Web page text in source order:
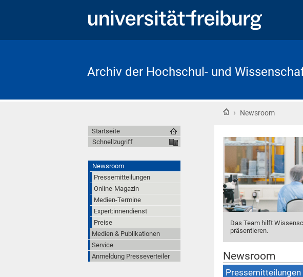
Archiv der Hochschul- und
Startseite
› Newsroom
Das Team hilft
präsentieren.
Newsroom
Newsroom
Pressemitteilungen
Startseite
Schnellzugriff
Newsroom
Pressemitteilungen
Online-Magazin
Medien-Termine
Expert:innendienst
Preise
Medien & Publikationen
Service
Anmeldung Presseverteiler